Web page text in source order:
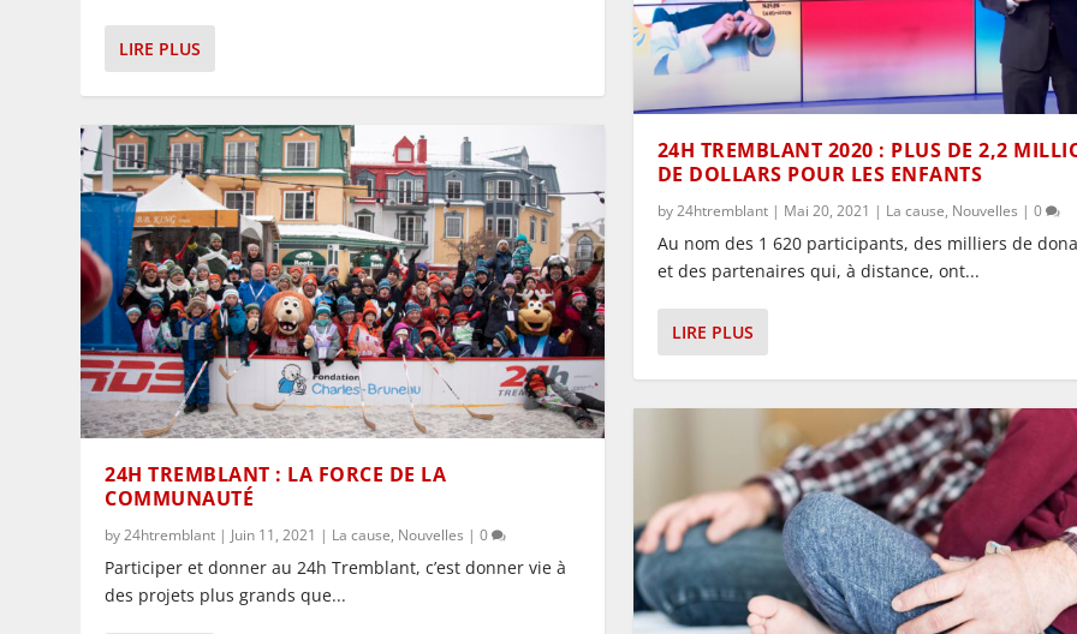
LIRE PLUS
24H TREMBLANT : LA FORCE DE LA
COMMUNAUTÉ
by24htremblant | Juin 11, 2021 | La cause, Nouvelles |0
Participer et donner au 24h Tremblant, c’est donner vie à
des projets plus grands que...
24H TREMBLANT 2020 : PLUS DE 2,2
DE DOLLARS POUR LES ENFANTS
by24htremblant| Mai 20, 2021 | La cause, Nouvelles | 0
Au nom des 1 620 participants, des milliers de
et des partenaires qui, à distance, ont...
LIRE PLUS